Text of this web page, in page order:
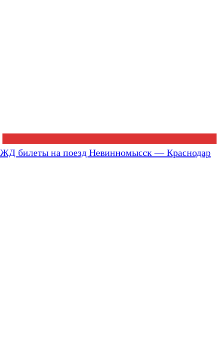
ЖД билеты на поезд Невинномысск — Краснодар